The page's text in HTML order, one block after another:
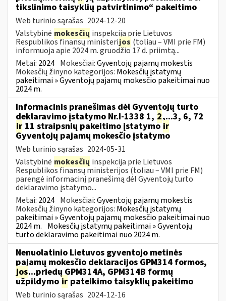
tikslinimo taisyklių patvirtinimo“ pakeitimo
Web turinio sąrašas 2024-12-20
Valstybinė mokesčių inspekcija prie Lietuvos
Respublikos finansų ministerijos (toliau – VMI prie FM)
informuoja apie 2024 m. gruodžio 17 d. priimtą...
Metai: 2024 Mokesčiai:Gyventojų pajamų mokestis
Mokesčių žinyno kategorijos: Mokesčių įstatymų
pakeitimai » Gyventojų pajamų mokesčio pakeitimai nuo
2024 m.
Informacinis pranešimas dėl Gyventojų turto
deklaravimo įstatymo Nr.I-1338 1, 2,...3, 6, 72
ir 11 straipsnių pakeitimo įstatymoir
Gyventojų pajamų mokesčio įstatymo
Web turinio sąrašas 2024-05-31
Valstybinė mokesčių inspekcija prie Lietuvos
Respublikos finansų ministerijos (toliau – VMI prie FM)
parengė informacinį pranešimą dėl Gyventojų turto
deklaravimo įstatymo...
Metai: 2024 Mokesčiai:Gyventojų pajamų mokestis
Mokesčių žinyno kategorijos: Mokesčių įstatymų
pakeitimai » Gyventojų pajamų mokesčio pakeitimai nuo
2024 m. Mokesčių įstatymų pakeitimai » Gyventojų
turto deklaravimo pakeitimai nuo 2024 m.
Nenuolatinio Lietuvos gyventojo metinės
pajamų mokesčio deklaracijos GPM314 formos,
jos...priedų GPM314A, GPM314B formų
užpildymo ir pateikimo taisyklių pakeitimo
Web turinio sąrašas 2024-12-16